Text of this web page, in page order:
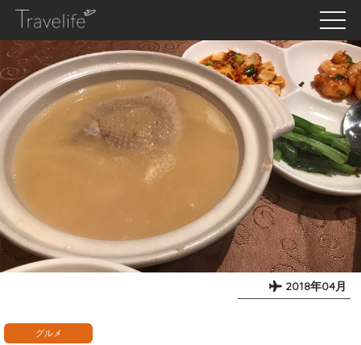
2018年04月
グルメ